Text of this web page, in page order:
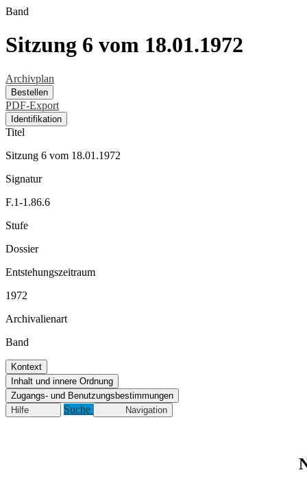
Band
Sitzung 6 vom 18.01.1972
Archivplan
Bestellen
PDF-Export
Identifikation
Titel
Sitzung 6 vom 18.01.1972
Signatur
F.1-1.86.6
Stufe
Dossier
Entstehungszeitraum
1972
Archivalienart
Band
Kontext
Inhalt und innere Ordnung
Zugangs- und Benutzungsbestimmungen
Hilfe
Suche Navigation